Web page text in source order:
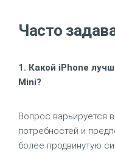
Часто
1. Какой iPhone
Mini?
Вопрос варьируется
потребностей и
более продвинутую